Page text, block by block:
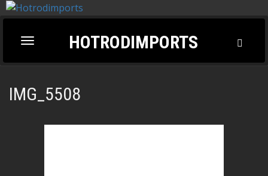
Toggle
navigation
HOTRODIMPORTS
IMG_5508